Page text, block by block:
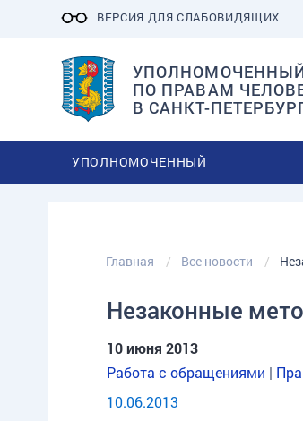
ВЕРСИЯ ДЛЯ СЛАБОВИДЯЩИХ
ПО ПРАВАМ
В САНКТ-
УПОЛНОМОЧЕННЫЙ
Главная Все новости
Незаконные
10 июня 2013
Работа с обращениями |
10.06.2013